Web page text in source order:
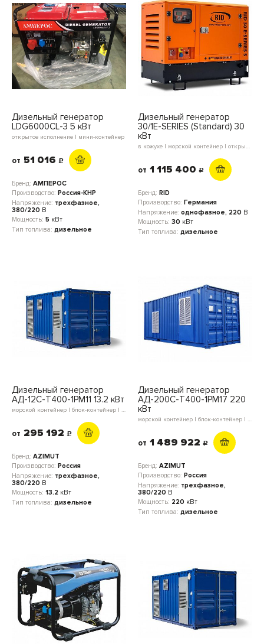
Дизельный генератор
LDG6000СL-3 5 кВт
открытое исполнение | мини-контейнер
от 51 016 c
Бренд: АМПЕРОС
Производство: Россия-КНР
Напряжение: трехфазное,
380/220 В
Мощность: 5 кВт
Тип топлива: дизельное
Дизельный генератор
30/1E-SERIES (Standard) 30
кВт
от 1 115 400 c
Бренд: RID
Производство: Германия
Напряжение: однофазное, 220 В
Мощность: 30 кВт
Тип топлива: дизельное
Дизельный генератор
АД-12С-Т400-1РМ11 13.2 кВт
морской контейнер | блок-контейнер | мини-контейнер | в кожухе | открытое исполнение
от 295 192 c
Бренд: AZIMUT
Производство: Россия
Напряжение: трехфазное,
380/220 В
Мощность: 13.2 кВт
Тип топлива: дизельное
Дизельный генератор
АД-200С-Т400-1РМ17 220
кВт
морской контейнер | блок-контейнер | в кожухе | открытое исполнение
от 1 489 922 c
Бренд: AZIMUT
Производство: Россия
Напряжение: трехфазное,
380/220 В
Мощность: 220 кВт
Тип топлива: дизельное